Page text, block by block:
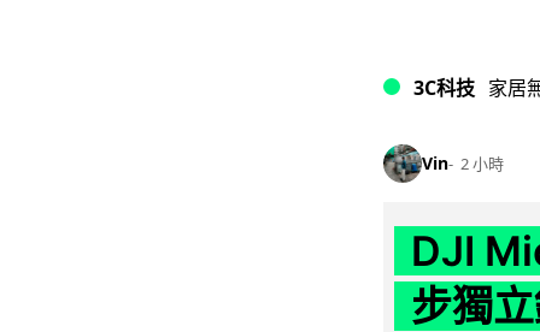
3C科技 家居
Vin 2 小時
DJI
步獨